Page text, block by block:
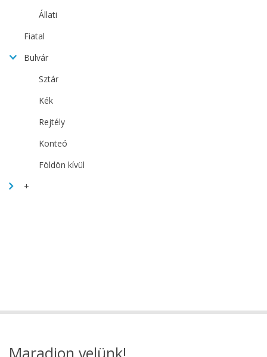
Állati
Fiatal
Bulvár
Sztár
Kék
Rejtély
Konteó
Földön kívül
+